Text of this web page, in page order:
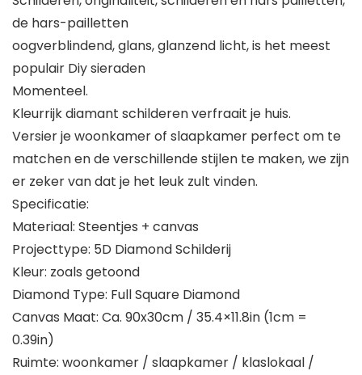
de hars-pailletten
oogverblindend, glans, glanzend licht, is het meest
populair Diy sieraden
Momenteel.
Kleurrijk diamant schilderen verfraait je huis.
Versier je woonkamer of slaapkamer perfect om te
matchen en de verschillende stijlen te maken, we zijn
er zeker van dat je het leuk zult vinden.
Specificatie:
Materiaal: Steentjes + canvas
Projecttype: 5D Diamond Schilderij
Kleur: zoals getoond
Diamond Type: Full Square Diamond
Canvas Maat: Ca. 90x30cm / 35.4×11.8in (1cm =
0.39in)
Ruimte: woonkamer / slaapkamer / klaslokaal /